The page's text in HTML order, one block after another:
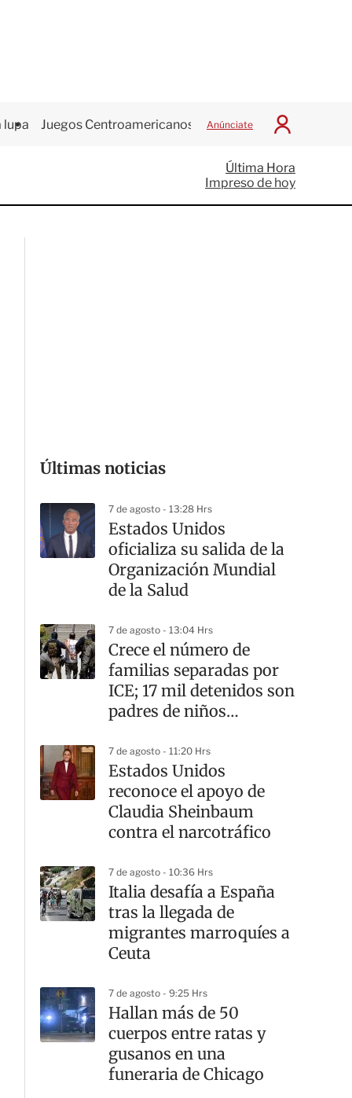
lupa Juegos Centroamericanos Anúnciate
I
c
i
a
Última Hora
Impreso de hoy
Últimas noticias
7 de agosto - 13:28 Hrs
Estados Unidos
oficializa su salida de la
Organización Mundial
de la Salud
7 de agosto - 13:04 Hrs
Crece el número de
familias separadas por
ICE; 17 mil detenidos son
padres de niños
7 de agosto - 11:20 Hrs
Estados Unidos
reconoce el apoyo de
Claudia Sheinbaum
contra el narcotráfico
7 de agosto - 10:36 Hrs
Italia desafía a España
tras la llegada de
migrantes marroquíes a
Ceuta
7 de agosto - 9:25 Hrs
Hallan más de 50
cuerpos entre ratas y
gusanos en una
funeraria de Chicago